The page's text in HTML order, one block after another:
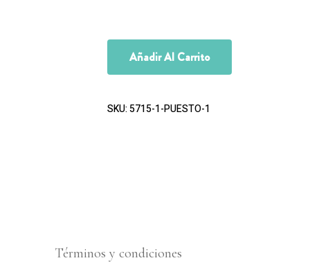
Añadir Al Carrito
SKU:5715-1-PUESTO-1
Términos y condiciones